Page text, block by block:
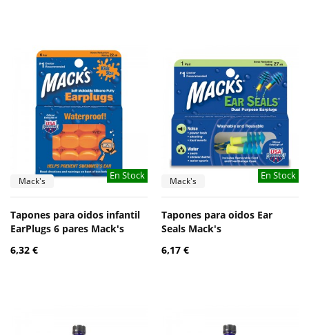
En Stock
Mack's
Tapones para oidos infantil
EarPlugs 6 pares Mack's
6,32 €
En Stock
Mack's
Tapones para oidos Ear
Seals Mack's
6,17 €